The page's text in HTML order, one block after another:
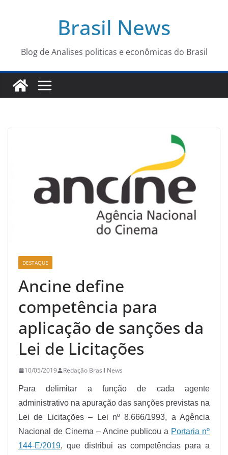
conteúdo
Brasil News
Blog de Analises politicas e econômicas do Brasil
DESTAQUE
Ancine define
competência para
aplicação de sanções da
Lei de Licitações
10/05/2019 Redação Brasil News
Para delimitar a função de cada agente
administrativo na apuração das sanções previstas na
Lei de Licitações – Lei nº 8.666/1993, a Agência
Nacional de Cinema – Ancine publicou a Portaria nº
144-E/2019, que distribui as competências para a